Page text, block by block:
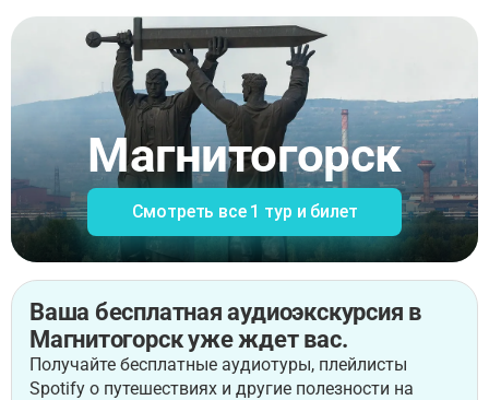
Магнитогорск
Смотреть все 1 тур и билет
Ваша бесплатная аудиоэкскурсия в
Магнитогорск уже ждет вас.
Получайте бесплатные аудиотуры, плейлисты
Spotify о путешествиях и другие полезности на